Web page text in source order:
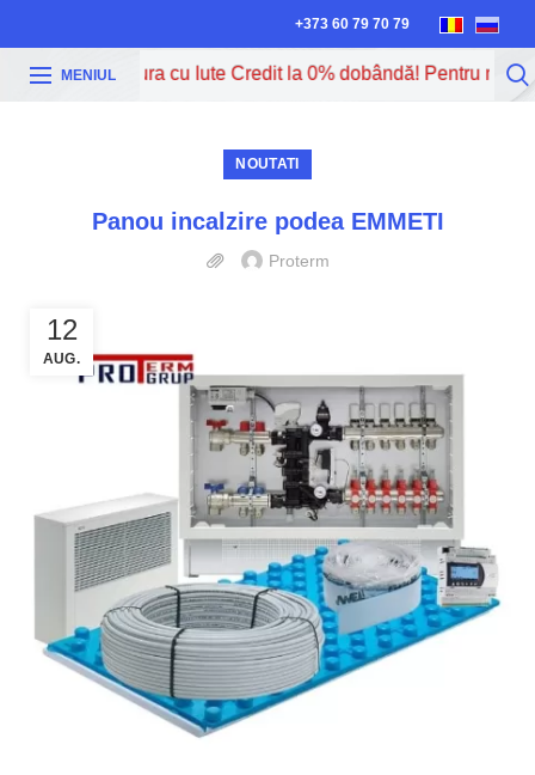
+373 60 79 70 79
MENIUL
poți procura cu Iute Credit la 0% dobândă! Pentru mai
NOUTATI
Panou incalzire podea EMMETI
Proterm
12
AUG.